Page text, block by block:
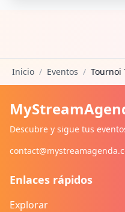
Inicio / Eventos / Tournoi
Descubre y sigue tus
Enlaces rápidos
Explorar